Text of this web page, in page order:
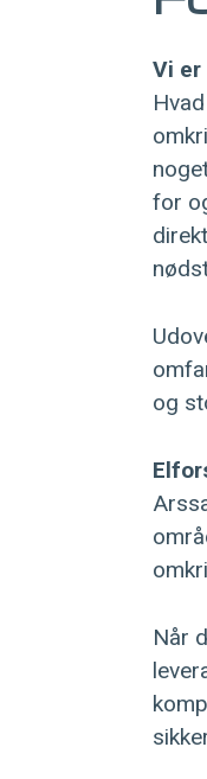
Vi
for
og
Når